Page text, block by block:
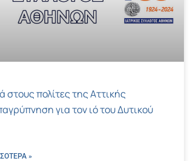
στους πολίτες της Αττικής
για τον ιό του Δυτικού
»